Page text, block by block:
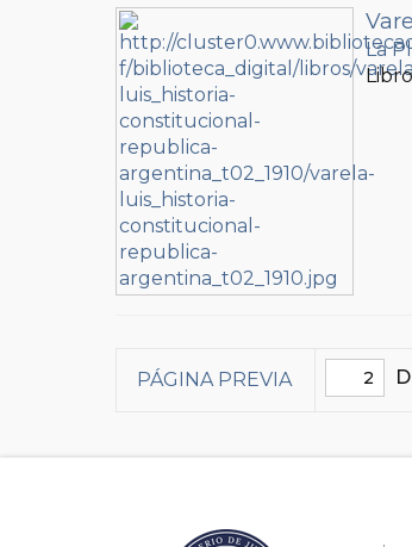
La
Libro
PÁGINA PREVIA